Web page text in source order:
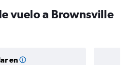
vuelo a Brownsville
en